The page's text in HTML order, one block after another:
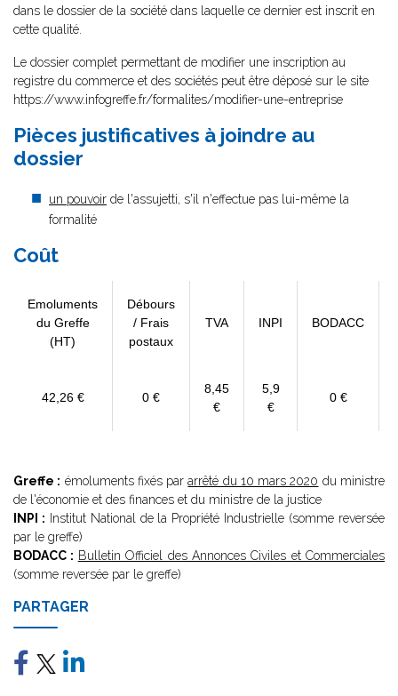
dans le dossier de la société dans laquelle ce dernier est inscrit en
cette qualité.
Le dossier complet permettant de modifier une inscription au
registre du commerce et des sociétés peut être déposé sur le site
https://www.infogreffe.fr/formalites/modifier-une-entreprise
Pièces justificatives à joindre au
dossier
un pouvoir de l'assujetti, s'il n'effectue pas lui-même la
formalité
Coût
Emoluments
du Greffe
(HT)
Débours
/ Frais
postaux
TVA INPI BODACC
42,26 € 0 €
8,45
€
5,9
€
0 €
Greffe : émoluments fixés pararrêté du 10 mars 2020 du ministre
de l'économie et des finances et du ministre de la justice
INPI : Institut National de la Propriété Industrielle (somme reversée
par le greffe)
BODACC : Bulletin Officiel des Annonces Civiles et Commerciales
(somme reversée par le greffe)
PARTAGER